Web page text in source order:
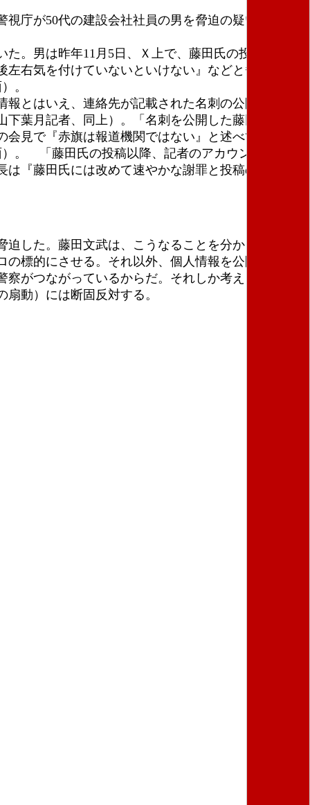
庁が50代の建設会社社員の男を脅迫の疑いで書類
。男は昨年11月5日、Ｘ上で、藤田氏の投稿を引用
右気を付けていないといけない』などと脅迫した
。
とはいえ、連絡先が記載された名刺の公開は、悪
葉月記者、同上）。「名刺を公開した藤田氏に対
見で『赤旗は報道機関ではない』と述べていた。
。 「藤田氏の投稿以降、記者のアカウントに大量
『藤田氏には改めて速やかな謝罪と投稿の削除を
した。藤田文武は、こうなることを分かってい
標的にさせる。それ以外、個人情報を公開する意
がつながっているからだ。それしか考えられな
動）には断固反対する。